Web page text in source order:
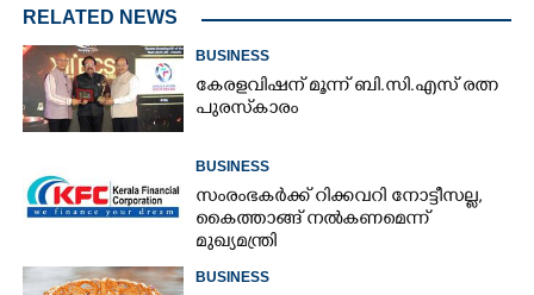
RELATED NEWS
BUSINESS
കേരളവിഷന് മൂന്ന് ബി.സി.എസ് രത്ന
പുരസ്‌കാരം
BUSINESS
സംരംഭകർക്ക് റിക്കവറി നോട്ടീസല്ല,
കൈത്താങ്ങ് നൽകണമെന്ന്
മുഖ്യമന്ത്രി
BUSINESS